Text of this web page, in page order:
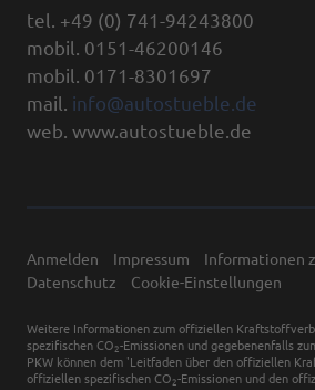
tel. +49 (0) 741-94243800
mobil. 0151-46200146
mobil. 0171-8301697
mail. info@autostueble.de
web. www.autostueble.de
Anmelden Impressum
Informationen
Datenschutz
Cookie-Einstellungen
Weitere Informationen zum offiziellen
spezifischen CO 2-Emissionen und gegebenenfalls
PKW können dem 'Leitfaden über den offiziellen
offiziellen spezifischen CO 2-Emissionen und den